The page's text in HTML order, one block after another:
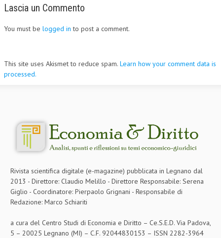
Lascia un Commento
You must be logged in to post a comment.
This site uses Akismet to reduce spam. Learn how your comment data is
processed.
Rivista scientifica digitale (e-magazine) pubblicata in Legnano dal
2013 - Direttore: Claudio Melillo - Direttore Responsabile: Serena
Giglio - Coordinatore: Pierpaolo Grignani - Responsabile di
Redazione: Marco Schiariti
a cura del Centro Studi di Economia e Diritto – Ce.S.E.D. Via Padova,
5 – 20025 Legnano (MI) – C.F. 92044830153 – ISSN 2282-3964